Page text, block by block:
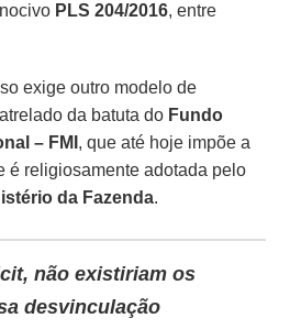
PLS 204/2016, entre
exige outro modelo de
da batuta do Fundo
– FMI , que até hoje impõe a
é religiosamente adotada pelo
da Fazenda.
não existiriam os
desvinculação